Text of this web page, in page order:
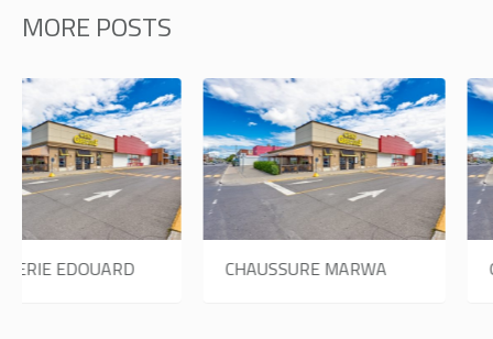
MORE POSTS
CHAUSSURE MARWA ONGLE FAMEUX